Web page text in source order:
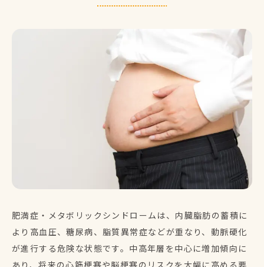
肥満症・メタボリックシンドロームは、内臓脂肪の蓄積に
より高血圧、糖尿病、脂質異常症などが重なり、動脈硬化
が進行する危険な状態です。中高年層を中心に増加傾向に